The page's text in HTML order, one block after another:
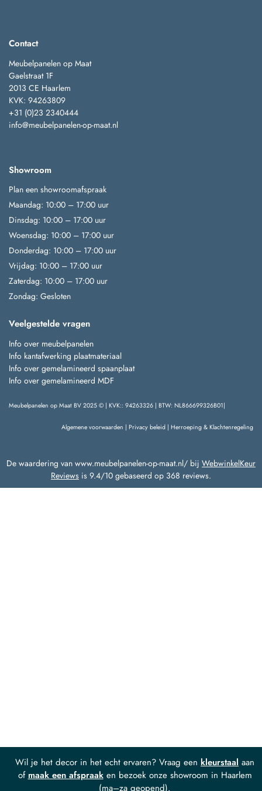
Wil je het decor in het echt ervaren? Vraag een kleurstaal aan
of maak een afspraaken bezoek onze showroom in Haarlem
(ma–za geopend).
Contact
Meubelpanelen op Maat
Gaelstraat 1F
2013 CE Haarlem
KVK: 94263809
+31 (0)23 2340444
info@meubelpanelen-op-maat.nl
Showroom
Plan een showroomafspraak
Maandag: 10:00 – 17:00 uur
Dinsdag: 10:00 – 17:00 uur
Woensdag: 10:00 – 17:00 uur
Donderdag: 10:00 – 17:00 uur
Vrijdag: 10:00 – 17:00 uur
Zaterdag: 10:00 – 17:00 uur
Zondag: Gesloten
Veelgestelde vragen
Info over meubelpanelen
Info kantafwerking plaatmateriaal
Info over gemelamineerd spaanplaat
Info over gemelamineerd MDF
Meubelpanelen op Maat BV 2025 © | KVK:: 94263326 | BTW: NL866699326B01|
Algemene voorwaarden | Privacy beleid | Herroeping & Klachtenregeling
De waardering van www.meubelpanelen-op-maat.nl/ bij WebwinkelKeur
Reviews is 9.4/10 gebaseerd op 368 reviews.